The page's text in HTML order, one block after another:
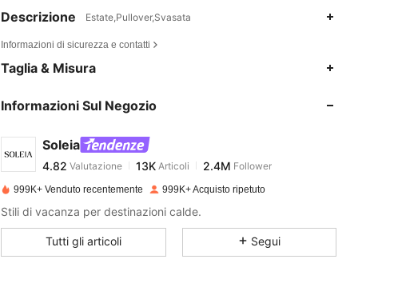
Descrizione Estate,Pullover,Svasata
Informazioni di sicurezza e contatti
Taglia & Misura
Informazioni Sul Negozio
Soleia
4.82
4.82 13K
Valutazione 13K
c***rpagato1 giorno fa
999K+ Venduto recentemente 999K+ Acquisto ripetuto
Stili di vacanza per destinazioni calde.
Tutti gli articoli Segui